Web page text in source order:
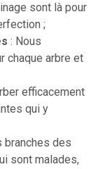
sont là pour
;
: Nous
chaque arbre et
efficacement
qui y
branches des
sont malades,